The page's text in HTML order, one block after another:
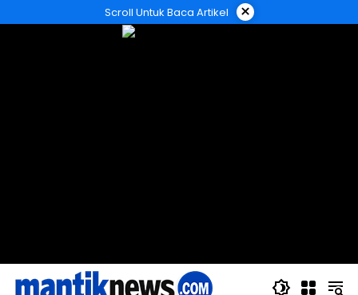
ke
Scroll Untuk Baca Artikel ×